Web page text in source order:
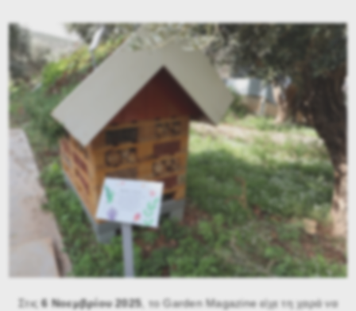
Στις6 Νοεμβρίου 2025, το Garden Magazine είχε τη χαρά να